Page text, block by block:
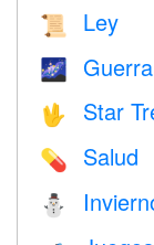
📜 Ley
🌌
🖖 Star
💊 Salud
⛄